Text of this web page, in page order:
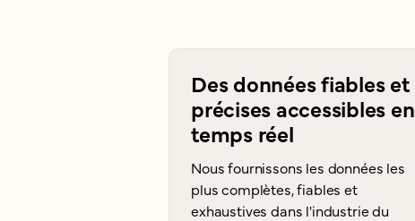
Des données fiables et
précises accessibles en
temps réel
Nous fournissons les données les
plus complètes, fiables et
exhaustives dans l'industrie du